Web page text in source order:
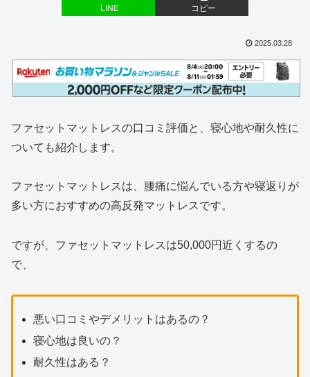
LINE コピー
2025.03.28
ファセットマットレスの口コミ評価と、寝心地や耐久性に
ついても紹介します。
ファセットマットレスは、腰痛に悩んでいる方や寝返りが
多い方におすすめの高反発マットレスです。
ですが、ファセットマットレスは50,000円近くするの
で、
悪い口コミやデメリットはあるの？
寝心地は良いの？
耐久性はある？